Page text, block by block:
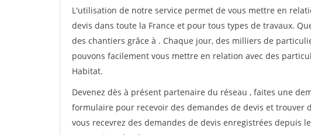
L'utilisation de notre service permet de vous mettre en
devis dans toute la France et pour tous types de travaux.
des chantiers grâce à . Chaque jour, des milliers de
pouvons facilement vous mettre en relation avec des
Habitat.
Devenez dès à présent partenaire du réseau , faites une
formulaire pour recevoir des demandes de devis et trouver
vous recevrez des demandes de devis enregistrées depuis